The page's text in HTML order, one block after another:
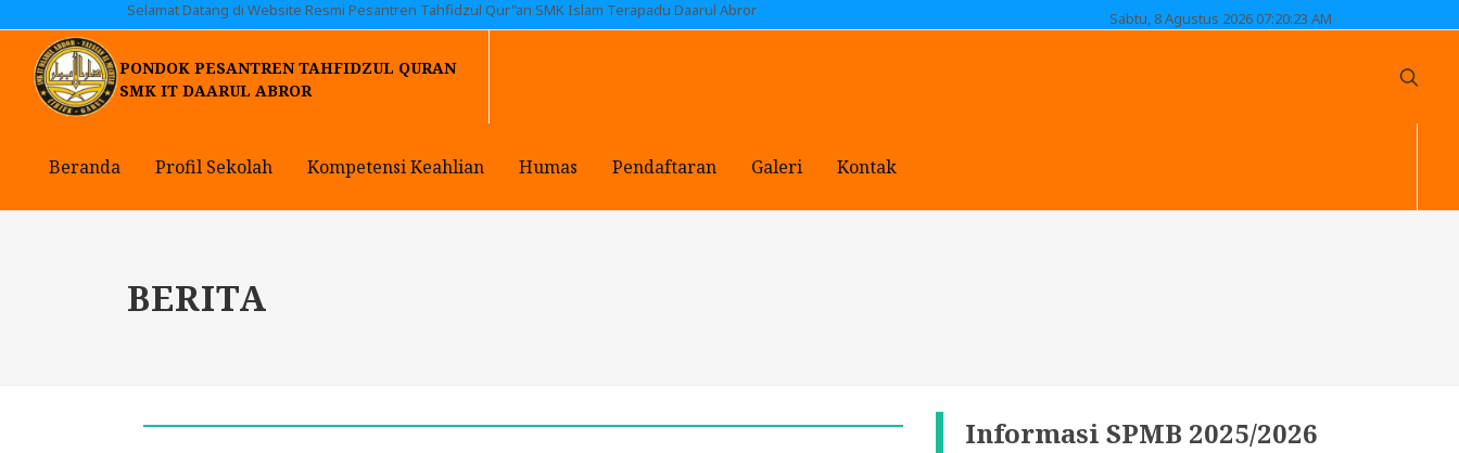
Selamat Datang di Website Resmi Pesantren Tahfidzul Qur"an SMK Islam Terapadu Daarul Abror Sabtu, 8 Agustus 2026 07:20:24 AM
PONDOK PESANTREN TAHFIDZUL QURAN
SMK IT DAARUL ABROR
Beranda Profil Sekolah Kompetensi Keahlian Humas Pendaftaran Galeri Kontak
BERITA
Informasi SPMB 2025/2026